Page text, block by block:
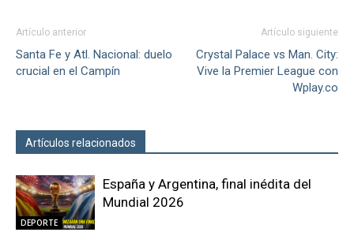
Artículo anterior
Santa Fe y Atl. Nacional: duelo
crucial en el Campín
Artículo siguiente
Crystal Palace vs Man. City:
Vive la Premier League con
Wplay.co
Artículos relacionados
DEPORTE
España y Argentina, final inédita del
Mundial 2026